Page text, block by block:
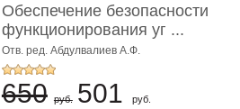
Обеспечение безопасности
функционирования уг ...
Отв. ред. Абдулвалиев А.Ф.
650 руб. 501 руб.